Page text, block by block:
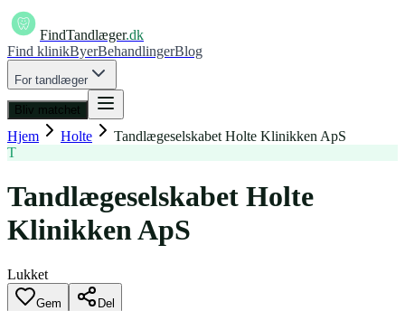
FindTandlæger.dk
Find klinikByerBehandlingerBlog
For tandlæger
Bliv matchet
Hjem Holte
Tandlægeselskabet Holte Klinikken ApS
T
Tandlægeselskabet Holte
Klinikken ApS
Lukket
Gem Del